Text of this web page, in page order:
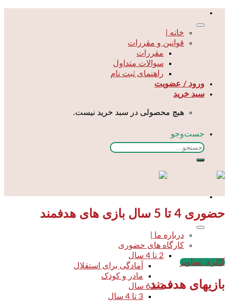
Skip
خانه |
قوانین و مقررات
مقررات
سوالات متداول
راهنمای ثبت نام
ورود / عضویت
سبد خرید
هیچ محصولی در سبد خرید نیست.
جست‌و‌جو
جستجو
برای:
درباره ما |
کارگاه های حضوری
2 تا 4 سال
آمادگی برای استقلال
مادر و کودک
3 تا 6 سال
3 تا 4 سال
حضوری 4 تا 5 سال بازی های هدفمند
گالری تصاویر
بازیهای هدفمند